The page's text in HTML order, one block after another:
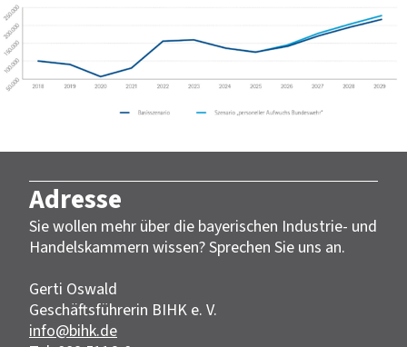
Adresse
Sie wollen mehr über die bayerischen Industrie- und
Handelskammern wissen? Sprechen Sie uns an.
Gerti Oswald
Geschäftsführerin BIHK e. V.
info@bihk.de